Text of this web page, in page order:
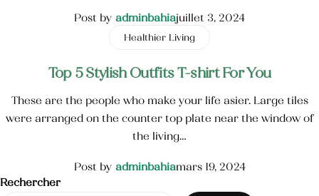
Post by adminbahiajuillet 3, 2024
Healthier Living
Top 5 Stylish Outfits T-shirt For You
These are the people who make your life asier. Large tiles
were arranged on the counter top plate near the window of
the living…
Post by adminbahiamars 19, 2024
Rechercher
HV des pépins de figue de barbarie
Catégories de soins du Corps
Huile Végétale d’Argan